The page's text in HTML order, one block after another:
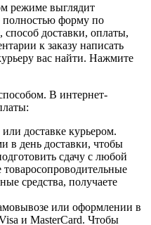
режиме выглядит
полностью форму по
способ доставки, оплаты,
к заказу написать
вас найти. Нажмите
В интернет-
доставке курьером.
в день доставки, чтобы
сдачу с любой
средства, получаете
или оформлении в
и MasterCard. Чтобы